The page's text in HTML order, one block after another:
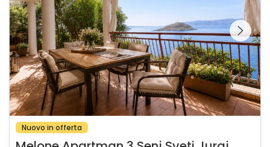
Guardate l'intera
galleria sulla
Nuovo in offerta